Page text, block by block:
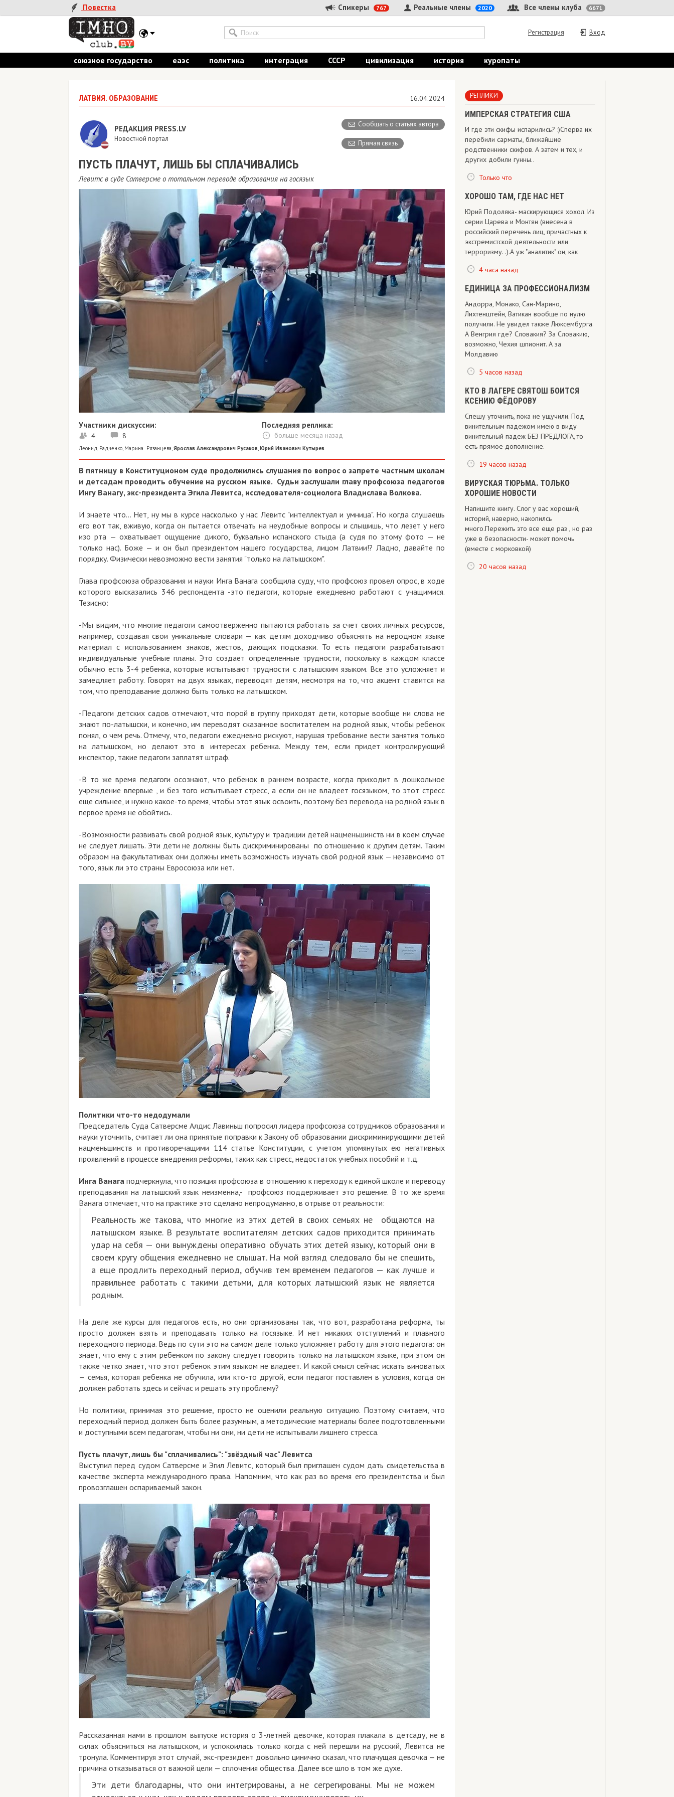
Повестка Спикеры 767 Все члены клуба 6671
Реальные члены 2020
Вход
Регистрация
союзное государство еаэс политика интеграция СССР цивилизация история куропаты
ЛАТВИЯ. ОБРАЗОВАНИЕ 16.04.2024
Сообщать о статьях автора
Прямая связь
РЕДАКЦИЯ PRESS.LV
Новостной портал
ПУСТЬ ПЛАЧУТ, ЛИШЬ БЫ СПЛАЧИВАЛИСЬ
Левитс в суде Сатверсме о тотальном переводе образования на госязык
Участники дискуссии:
4 8
Последняя реплика:
больше месяца назад
Леонид Радченко, Марина Рязанцева,Ярослав Александрович Русаков,Юрий Иванович Кутырев
В пятницу в Конституционом суде продолжились слушания по вопрос о запрете частным школам
и детсадам проводить обучение на русском языке. Судьи заслушали главу профсоюза педагогов
Ингу Ванагу, экс-президента Эгила Левитса, исследователя-социолога Владислава Волкова.
И знаете что... Нет, ну мы в курсе насколько у нас Левитс "интеллектуал и умница". Но когда слушаешь
его вот так, вживую, когда он пытается отвечать на неудобные вопросы и слышишь, что лезет у него
изо рта — охватывает ощущение дикого, буквально испанского стыда (а судя по этому фото — не
только нас). Боже — и он был президентом нашего государства, лицом Латвии!? Ладно, давайте по
порядку. Физически невозможно вести занятия "только на латышском".
Глава профсоюза образования и науки Инга Ванага сообщила суду, что профсоюз провел опрос, в ходе
которого высказались 346 респондента -это педагоги, которые ежедневно работают с учащимися.
Тезисно:
-Мы видим, что многие педагоги самоотверженно пытаются работать за счет своих личных ресурсов,
например, создавая свои уникальные словари — как детям доходчиво объяснять на неродном языке
материал с использованием знаков, жестов, дающих подсказки. То есть педагоги разрабатывают
индивидуальные учебные планы. Это создает определенные трудности, поскольку в каждом классе
обычно есть 3-4 ребенка, которые испытывают трудности с латышским языком. Все это усложняет и
замедляет работу. Говорят на двух языках, переводят детям, несмотря на то, что акцент ставится на
том, что преподавание должно быть только на латышском.
-Педагоги детских садов отмечают, что порой в группу приходят дети, которые вообще ни слова не
знают по-латышски, и конечно, им переводят сказанное воспитателем на родной язык, чтобы ребенок
понял, о чем речь. Отмечу, что, педагоги ежедневно рискуют, нарушая требование вести занятия только
на латышском, но делают это в интересах ребенка. Между тем, если придет контролирующий
инспектор, такие педагоги заплатят штраф.
-В то же время педагоги осознают, что ребенок в раннем возрасте, когда приходит в дошкольное
учреждение впервые , и без того испытывает стресс, а если он не владеет госязыком, то этот стресс
еще сильнее, и нужно какое-то время, чтобы этот язык освоить, поэтому без перевода на родной язык в
первое время не обойтись.
-Возможности развивать свой родной язык, культуру и традиции детей нацменьшинств ни в коем случае
не следует лишать. Эти дети не должны быть дискриминированы по отношению к другим детям. Таким
образом на факультативах они должны иметь возможность изучать свой родной язык — независимо от
того, язык ли это страны Евросоюза или нет.
Политики что-то недодумали
Председатель Суда Сатверсме Алдис Лавиньш попросил лидера профсоюза сотрудников образования и
науки уточнить, считает ли она принятые поправки к Закону об образовании дискриминирующими детей
нацменьшинств и противоречащими 114 статье Конституции, с учетом упомянутых ею негативных
проявлений в процессе внедрения реформы, таких как стресс, недостаток учебных пособий и т.д.
Инга Ванага подчеркнула, что позиция профсоюза в отношению к переходу к единой школе и переводу
преподавания на латышский язык неизменна,- профсоюз поддерживает это решение. В то же время
Ванага отмечает, что на практике это сделано непродуманно, в отрыве от реальности:
Реальность же такова, что многие из этих детей в своих семьях не общаются на
латышском языке. В результате воспитателям детских садов приходится принимать
удар на себя — они вынуждены оперативно обучать этих детей языку, который они в
своем кругу общения ежедневно не слышат. На мой взгляд следовало бы не спешить,
а еще продлить переходный период, обучив тем временем педагогов — как лучше и
правильнее работать с такими детьми, для которых латышский язык не является
родным.
На деле же курсы для педагогов есть, но они организованы так, что вот, разработана реформа, ты
просто должен взять и преподавать только на госязыке. И нет никаких отступлений и плавного
переходного периода. Ведь по сути это на самом деле только усложняет работу для этого педагога: он
знает, что ему с этим ребенком по закону следует говорить только на латышском языке, при этом он
также четко знает, что этот ребенок этим языком не владеет. И какой смысл сейчас искать виноватых
— семья, которая ребенка не обучила, или кто-то другой, если педагог поставлен в условия, когда он
должен работать здесь и сейчас и решать эту проблему?
Но политики, принимая это решение, просто не оценили реальную ситуацию. Поэтому считаем, что
переходный период должен быть более разумным, а методические материалы более подготовленными
и доступными всем педагогам, чтобы ни они, ни дети не испытывали лишнего стресса.
Пусть плачут, лишь бы "сплачивались": "звёздный час" Левитса
Выступил перед судом Сатверсме и Эгил Левитс, который был приглашен судом дать свидетельства в
качестве эксперта международного права. Напомним, что как раз во время его президентства и был
провозглашен оспариваемый закон.
Рассказанная нами в прошлом выпуске история о 3-летней девочке, которая плакала в детсаду, не в
силах объясниться на латышском, и успокоилась только когда с ней перешли на русский, Левитса не
тронула. Комментируя этот случай, экс-президент довольно цинично сказал, что плачущая девочка — не
причина отказываться от важной цели — сплочения общества. Далее все шло в том же духе.
Эти дети благодарны, что они интегрированы, а не сегрегированы. Мы не можем
РЕПЛИКИ
ИМПЕРСКАЯ СТРАТЕГИЯ США
И где эти скифы испарились? :)Сперва их
перебили сарматы, ближайшие
родственники скифов. А затем и тех, и
других добили гунны..
Только что
ХОРОШО ТАМ, ГДЕ НАС НЕТ
Юрий Подоляка- маскирующися хохол. Из
серии Царева и Монтян (внесена в
российский перечень лиц, причастных к
экстремистской деятельности или
терроризму. .).А уж "аналитик" он, как
4 часа назад
ЕДИНИЦА ЗА ПРОФЕССИОНАЛИЗМ
Андорра, Монако, Сан-Марино,
Лихтенштейн, Ватикан вообще по нулю
получили. Не увидел также Люксембурга.
А Венгрия где? Словакия? За Словакию,
возможно, Чехия шпионит. А за
Молдавию
5 часов назад
КТО В ЛАГЕРЕ СВЯТОШ БОИТСЯ
КСЕНИЮ ФЁДОРОВУ
Спешу уточнить, пока не ущучили. Под
винительным падежом имею в виду
винительный падеж БЕЗ ПРЕДЛОГА, то
есть прямое дополнение.
19 часов назад
ВИРУСКАЯ ТЮРЬМА. ТОЛЬКО
ХОРОШИЕ НОВОСТИ
Напишите книгу. Слог у вас хороший,
историй, наверно, накопилсь
много.Пережить это все еще раз , но раз
уже в безопасности- может помочь
(вместе с морковкой)
20 часов назад